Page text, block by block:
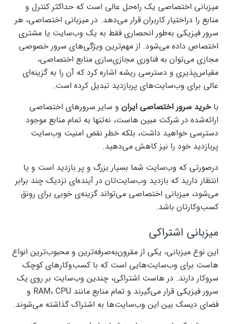
میزبانی اختصاصی یک راه‌حل عالی است که حداکثر کنترل و
منابع را دراختیار کاربران قرار می‌دهد. در میزبانی اختصاصی، هر
سرور فیزیکی به‌طور انحصاری فقط به یک وب‌سایت یا مشتری
اختصاص داده می‌شود. از مهم‌ترین ویژگی‌های سرور خصوصی
مجازی می‌توان به فناوری مجازی‌سازی منابع اختصاصی،
مقیاس‌پذیری و دسترسی ریشه اشاره کرد که آن را به گزینه‌ای
عالی برای وب‌سایت‌های پربازدید تبدیل کرده است.
با خرید سرور اختصاصی ایران و سایر سرورهای اختصاصی
ارائه‌شده در شرکت مبین هاست، نه‌تنها به تمام منابع موجود
دسترسی خواهید داشت، بلکه خطر نقض امنیت وب‌سایت
پربازدید خود را نیز کاهش می‌دهید.
درصورتی که وب‌سایت شما بسیار بزرگ و پر بازدید است و یا
انتظار دارید که بازدید وب‌سایت‌تان در آینده‌ای نزدیک چند برابر
می‌شود، میزبانی اختصاصی می‌تواند گزینه‌ی خوبی برای رونق
کسب‌وکارتان باشد.
میزبانی اشتراکی
این نوع میزبانی، یکی از مقرون‌به‌صرفه‌ترین و محبوب‌ترین انواع
هاست برای وب‌سایت‌هایی است که با کسب‌وکارهای کوچک
سروکار دارند. در هاست اشتراکی، چندین وب‌سایت بر روی یک
سرور فیزیکی قرار می‌گیرند و تمام منابع مانند RAM، CPU و
فضای دیسک بین این وب‌سایت‌ها به اشتراک گذاشته می‌شوند.